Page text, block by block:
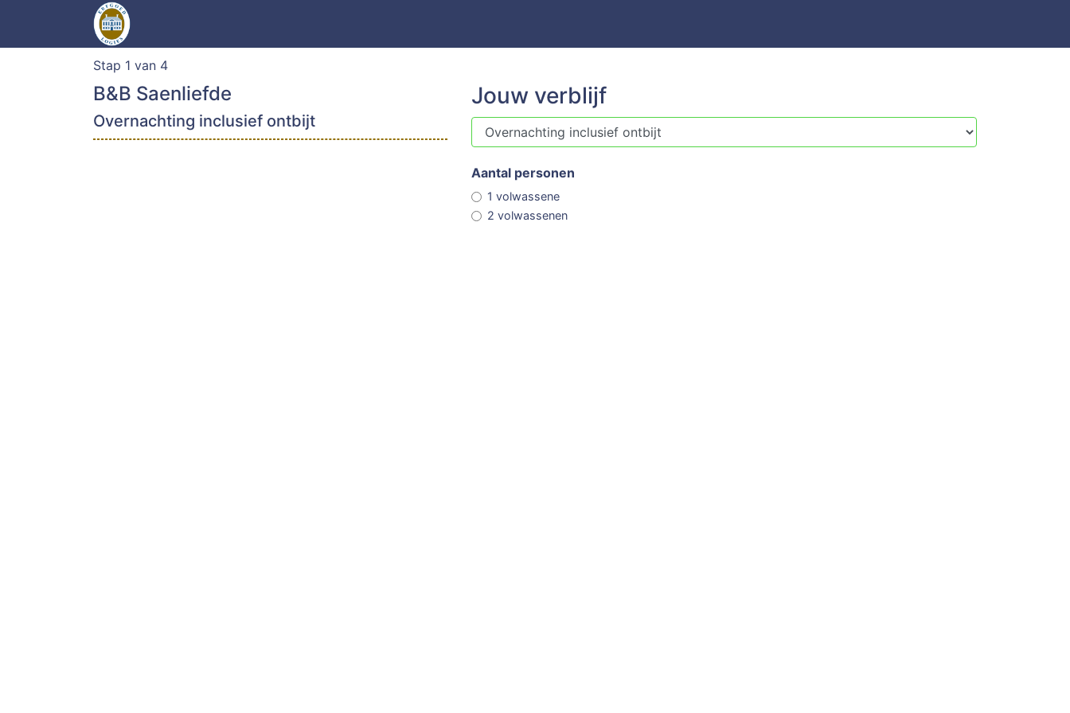
Stap 1 van 4
B&B Saenliefde
Overnachting inclusief ontbijt
Jouw verblijf
Aantal personen
1 volwassene
2 volwassenen